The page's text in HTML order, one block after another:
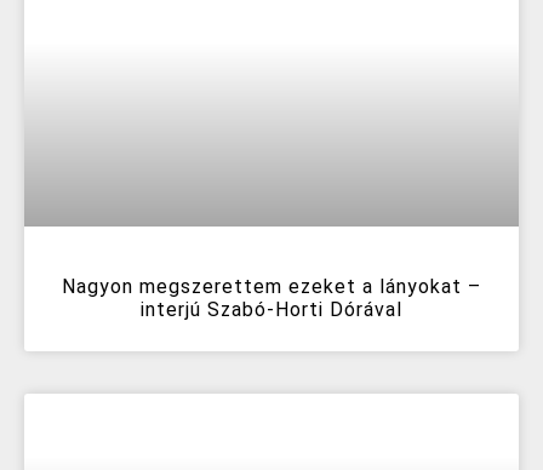
Nagyon megszerettem ezeket a lányokat –
interjú Szabó-Horti Dórával